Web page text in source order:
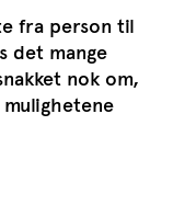
fra person til
det mange
nok om,